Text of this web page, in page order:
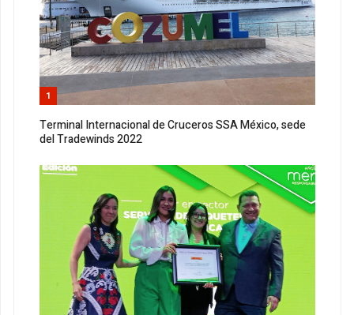
1
Terminal Internacional de Cruceros SSA México, sede
del Tradewinds 2022